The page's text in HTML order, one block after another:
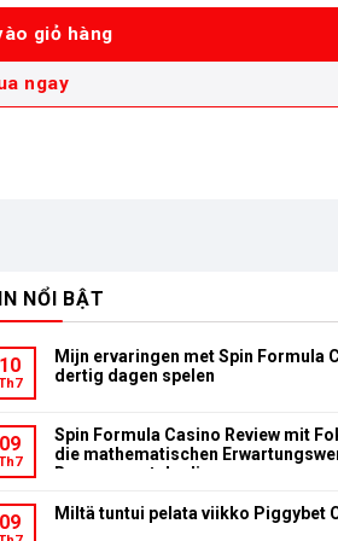
giỏ hàng
ngay
NỔI BẬT
10
Mijn ervaringen met Spin Formula
dertig dagen spelen
09
Spin Formula Casino Review mit
die mathematischen
Bonusumsatzbedingungen
09 Miltä tuntui pelata viikko Piggybet